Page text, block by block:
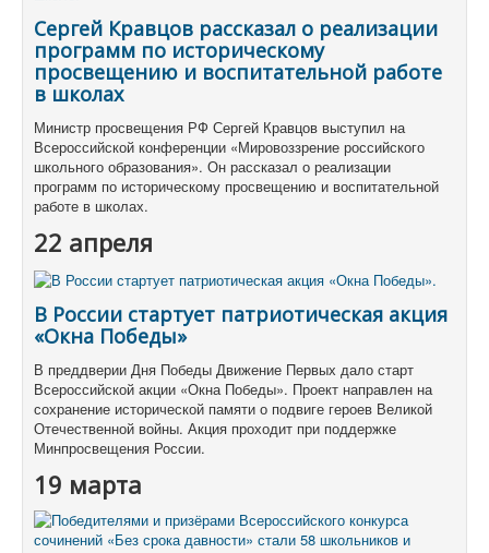
Сергей Кравцов рассказал о реализации
программ по историческому
просвещению и воспитательной работе
в школах
Министр просвещения РФ Сергей Кравцов выступил на
Всероссийской конференции «Мировоззрение российского
школьного образования». Он рассказал о реализации
программ по историческому просвещению и воспитательной
работе в школах.
22 апреля
В России стартует патриотическая акция
«Окна Победы»
В преддверии Дня Победы Движение Первых дало старт
Всероссийской акции «Окна Победы». Проект направлен на
сохранение исторической памяти о подвиге героев Великой
Отечественной войны. Акция проходит при поддержке
Минпросвещения России.
19 марта